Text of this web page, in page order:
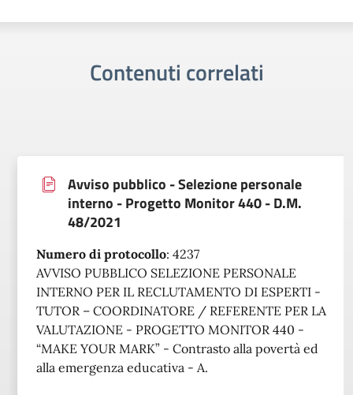
Contenuti correlati
Avviso pubblico - Selezione personale
interno - Progetto Monitor 440 - D.M.
48/2021
Numero di protocollo: 4237
AVVISO PUBBLICO SELEZIONE PERSONALE
INTERNO PER IL RECLUTAMENTO DI ESPERTI -
TUTOR – COORDINATORE / REFERENTE PER LA
VALUTAZIONE - PROGETTO MONITOR 440 -
“MAKE YOUR MARK” - Contrasto alla povertà ed
alla emergenza educativa - A.